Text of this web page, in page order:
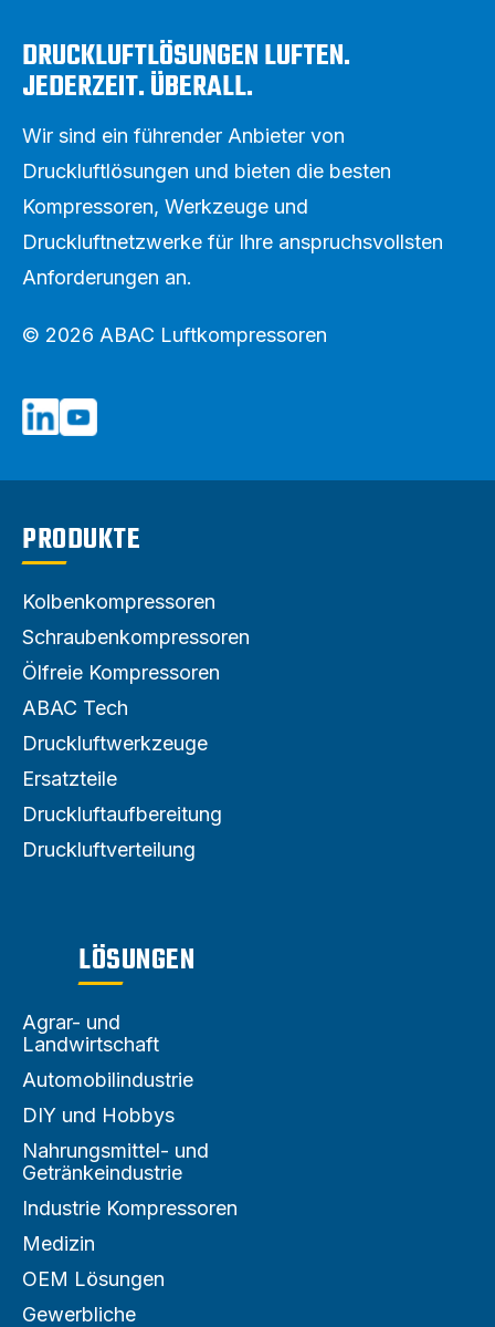
DRUCKLUFTLÖSUNGEN LUFTEN.
JEDERZEIT. ÜBERALL.
Wir sind ein führender Anbieter von
Druckluftlösungen und bieten die besten
Kompressoren, Werkzeuge und
Druckluftnetzwerke für Ihre anspruchsvollsten
Anforderungen an.
© 2026 ABAC Luftkompressoren
PRODUKTE
Kolbenkompressoren
Schraubenkompressoren
Ölfreie Kompressoren
ABAC Tech
Druckluftwerkzeuge
Ersatzteile
Druckluftaufbereitung
Druckluftverteilung
LÖSUNGEN
Agrar- und
Landwirtschaft
Automobilindustrie
DIY und Hobbys
Nahrungsmittel- und
Getränkeindustrie
Industrie Kompressoren
Medizin
OEM Lösungen
Gewerbliche